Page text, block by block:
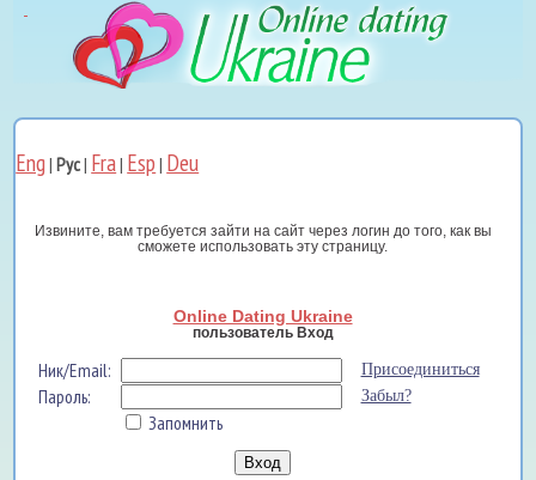
Eng |Рус| Fra| Esp | Deu
Извините, вам требуется зайти на сайт через логин до того, как вы
сможете использовать эту страницу.
Online Dating Ukraine
пользователь Вход
Ник/Email: Присоединиться
Пароль: Забыл?
Запомнить